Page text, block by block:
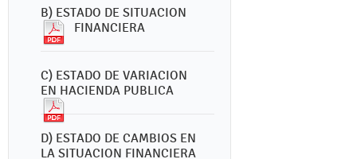
B) ESTADO DE SITUACION
FINANCIERA
C) ESTADO DE VARIACION
EN HACIENDA PUBLICA
D) ESTADO DE CAMBIOS EN
LA SITUACION FINANCIERA